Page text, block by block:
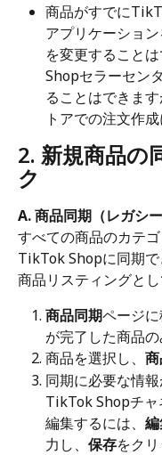
商品がすでに
アプリケーショ
を変更すること
Shopセラーセン
ることはできま
トアでの注文作
2. 新規商品の
ク
A. 商品同期（レガシー
すべての商品のカテ
TikTok Shopに同期
商品リスティングとし
商品同期ページ
が完了した商品の
商品を選択し、
同期に必要な情
TikTok Shopチャ
編集するには、
力し、 保存をクリ